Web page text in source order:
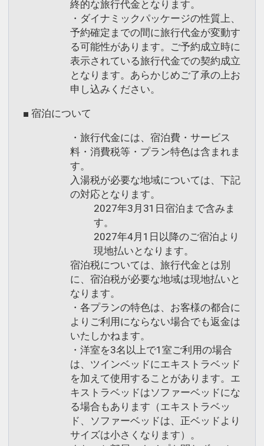
終的な旅行代金となります。
・ダイナミックパッケージの性質上、
予約確定までの間に旅行代金が変動す
る可能性があります。ご予約成立時に
表示されている旅行代金での契約成立
となります。あらかじめご了承の上お
申し込みください。
■ 宿泊について
・旅行代金には、宿泊費・サービス
料・消費税等・プラン特色は含まれま
す。
入湯税が必要な地域については、下記
の対応となります。
2027年3月31日宿泊まで含みま
す。
2027年4月1日以降のご宿泊より
現地払いとなります。
宿泊税については、旅行代金とは別
に、宿泊税が必要な地域は現地払いと
なります。
・各プランの特色は、お客様の都合に
よりご利用にならない場合でも返金は
いたしかねます。
・洋室を3名以上で1室ご利用の場合
は、ツインベッドにエキストラベッド
を加えて使用することがあります。エ
キストラベッドはソファーベッドにな
る場合もあります（エキストラベッ
ド、ソファーベッドは、正ベッドより
サイズは小さくなります）。